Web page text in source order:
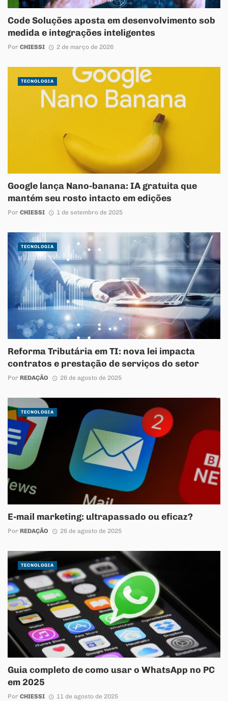
Code Soluções aposta em desenvolvimento sob
medida e integrações inteligentes
Por CHIESSI 2 de março de 2026
Google lança Nano-banana: IA gratuita que
mantém seu rosto intacto em edições
Por CHIESSI 1 de setembro de 2025
TECNOLOGIA
Reforma Tributária em TI: nova lei impacta
contratos e prestação de serviços do setor
Por REDAÇÃO 26 de agosto de 2025
TECNOLOGIA
E-mail marketing: ultrapassado ou eficaz?
Por REDAÇÃO 26 de agosto de 2025
TECNOLOGIA
Guia completo de como usar o WhatsApp no PC
em 2025
Por CHIESSI 11 de agosto de 2025
TECNOLOGIA